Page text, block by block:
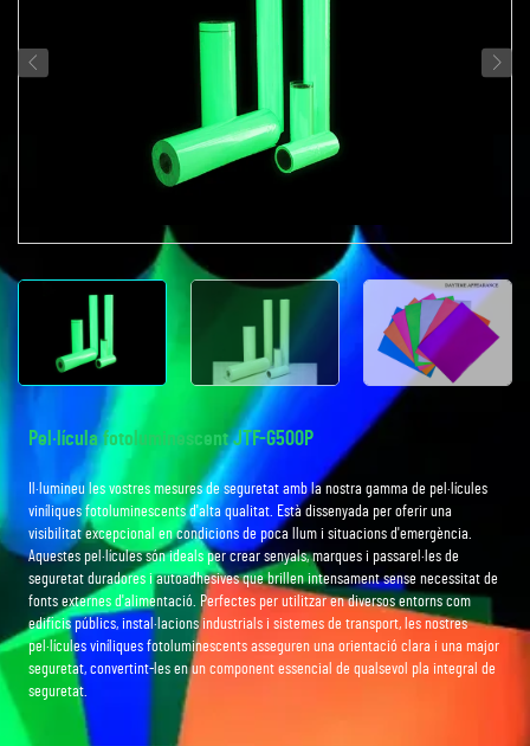
Pel·lícula fotoluminescent JTF-G500P
Il·lumineu les vostres mesures de seguretat amb la nostra gamma de pel·lícules
viníliques fotoluminescents d'alta qualitat. Està dissenyada per oferir una
visibilitat excepcional en condicions de poca llum i situacions d'emergència.
Aquestes pel·lícules són ideals per crear senyals, marques i passarel·les de
seguretat duradores i autoadhesives que brillen intensament sense necessitat de
fonts externes d'alimentació. Perfectes per utilitzar en diversos entorns com
edificis públics, instal·lacions industrials i sistemes de transport, les nostres
pel·lícules viníliques fotoluminescents asseguren una orientació clara i una major
seguretat, convertint-les en un component essencial de qualsevol pla integral de
seguretat.